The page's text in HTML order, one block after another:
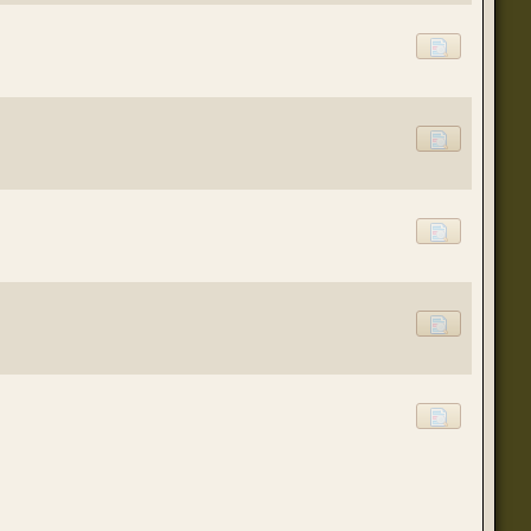
(20 августа 2023 - 08:09 )
(16 мая 2023 - 12:14 )
(07 апреля 2023 - 10:04 )
(07 апреля 2023 - 02:22 )
(01 апреля 2023 - 12:21 )
(01 апреля 2023 - 12:00 )
(31 марта 2023 - 05:51 )
(29 марта 2023 - 11:11 )
(23 марта 2023 - 02:58 )
временного складирования переводов.
(21 марта 2023 - 09:01 )